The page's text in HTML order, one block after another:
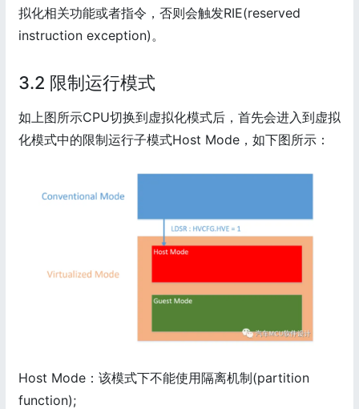
拟化相关功能或者指令，否则会触发RIE(reserved
instruction exception)。
3.2 限制运行模式
如上图所示CPU切换到虚拟化模式后，首先会进入到虚拟
化模式中的限制运行子模式Host Mode，如下图所示：
Host Mode：该模式下不能使用隔离机制(partition
function);